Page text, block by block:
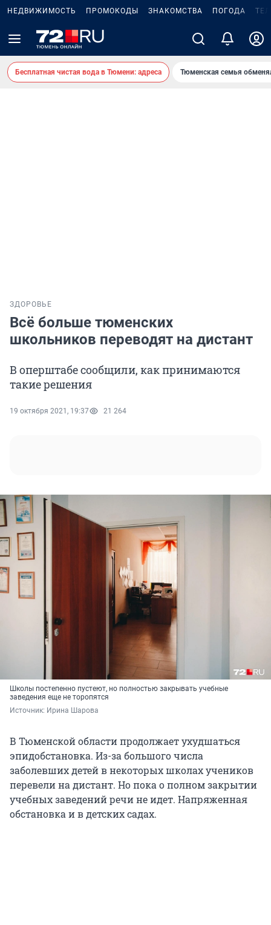
НЕДВИЖИМОСТЬ ПРОМОКОДЫ ЗНАКОМСТВА ПОГОДА
Бесплатная чистая вода в Тюмени: адреса Тюменская семья
ЗДОРОВЬЕ
Всё больше тюменских
школьников переводят на дистант
В оперштабе сообщили, как принимаются
такие решения
19 октября 2021, 19:37 21 264
Школы постепенно пустеют, но полностью закрывать учебные
заведения еще не торопятся
Источник: Ирина Шарова
В Тюменской области продолжает ухудшаться
эпидобстановка. Из-за большого числа
заболевших детей в некоторых школах учеников
перевели на дистант. Но пока о полном закрытии
учебных заведений речи не идет. Напряженная
обстановка и в детских садах.